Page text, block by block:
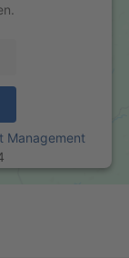
Management